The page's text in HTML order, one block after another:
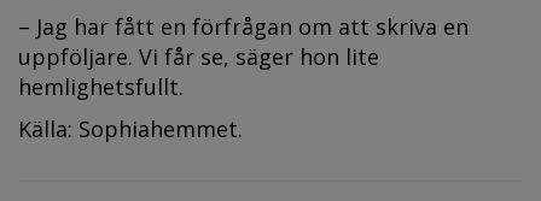
– Jag har fått en förfrågan om att skriva en
uppföljare. Vi får se, säger hon lite
hemlighetsfullt.
Källa: Sophiahemmet.